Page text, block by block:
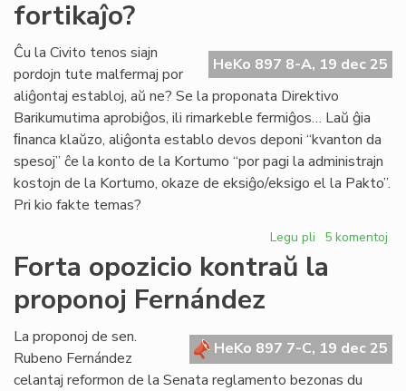
la
4a
Virtuala
Kongreso
fortikaĵo?
HeKo 897 8-A, 19 dec 25
Ĉu la Civito tenos siajn
pordojn tute malfermaj por
aliĝontaj establoj, aŭ ne? Se la proponata Direktivo
Barikumutima aprobiĝos, ili rimarkeble fermiĝos… Laŭ ĝia
ﬁnanca klaŭzo, aliĝonta establo devos deponi “kvanton da
spesoj” ĉe la konto de la Kortumo “por pagi la administrajn
kostojn de la Kortumo, okaze de eksiĝo/eksigo el la Pakto”.
Pri kio fakte temas?
Legu pli pri
estonta
fortikaĵo?
5 komentoj
Forta opozicio kontraŭ la
proponoj Fernández
HeKo 897 7-C, 19 dec 25
La proponoj de sen.
Rubeno Fernández
celantaj reformon de la Senata reglamento bezonas du